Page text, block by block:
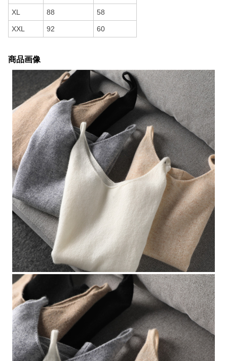
XL 88 58
XXL 92 60
商品画像